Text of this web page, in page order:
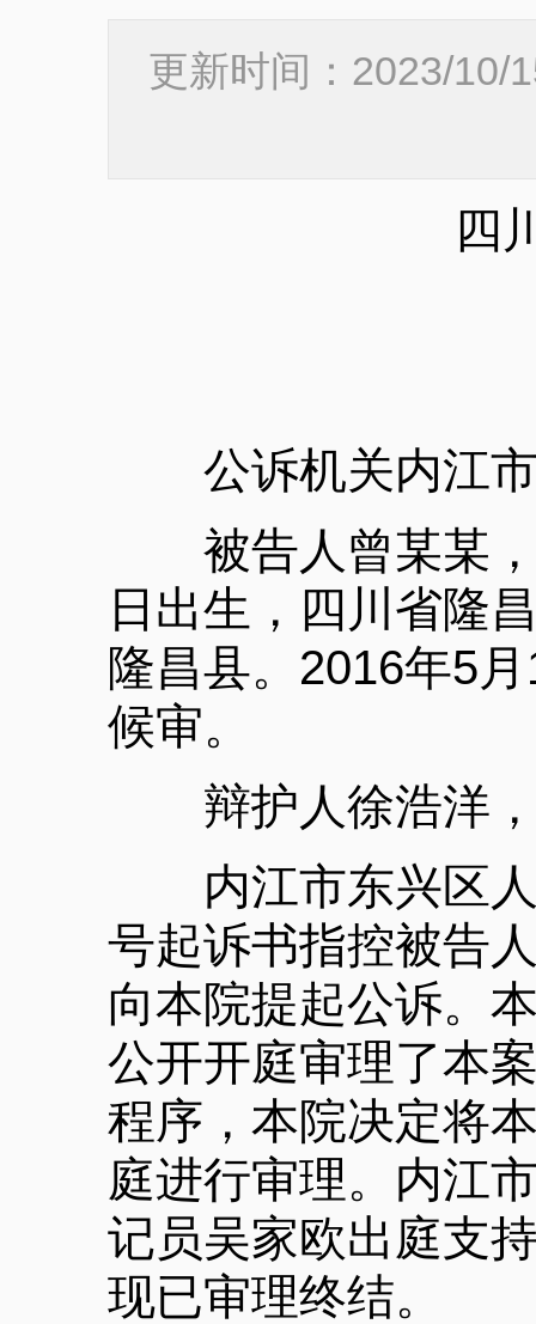
更新时间：2023/
四
公诉机关内江市
被告人曾某某，
日出生，四川省隆
隆昌县。2016年5
候审。
辩护人徐浩洋，
内江市东兴区人
号起诉书指控被告
向本院提起公诉。
公开开庭审理了本
程序，本院决定将
庭进行审理。内江
记员吴家欧出庭支
现已审理终结。